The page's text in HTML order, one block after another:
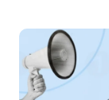
перелік
повернути
зауваженнями